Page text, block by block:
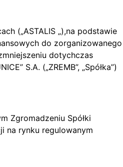
(„ASTALIS „),na podstawie
do zorganizowanego
dotychczas
S.A. („ZREMB”, „Spółka”)
Zgromadzeniu Spółki
na rynku regulowanym